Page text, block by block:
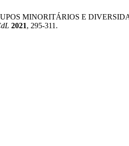
MINORITÁRIOS E
2021, 295-311.